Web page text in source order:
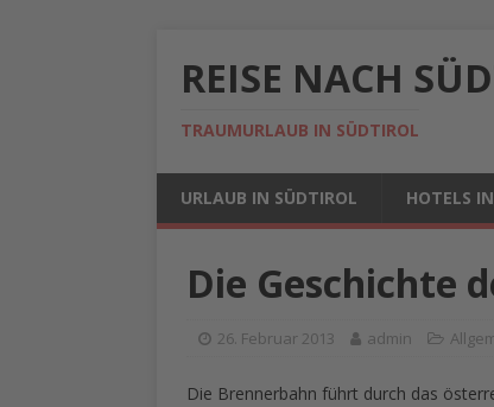
REISE NACH
TRAUMURLAUB IN SÜDTIROL
URLAUB IN SÜDTIROL HOTELS
Die Geschichte
26. Februar 2013 admin
Die Brennerbahn führt durch das